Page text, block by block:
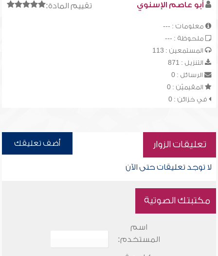
تقييم المادة: أبو عاصم الإسنوي
معلومات : ---
ملحوظة : ---
المستمعين : 113
التنزيل : 871
الرسائل : 0
المقيميّن : 0
في خزائن : 0
تعليقات الزوار أضف تعليقك
لا توجد تعليقات حتى الآن
مكتبتك الصوتية
اسم
المستخدم: